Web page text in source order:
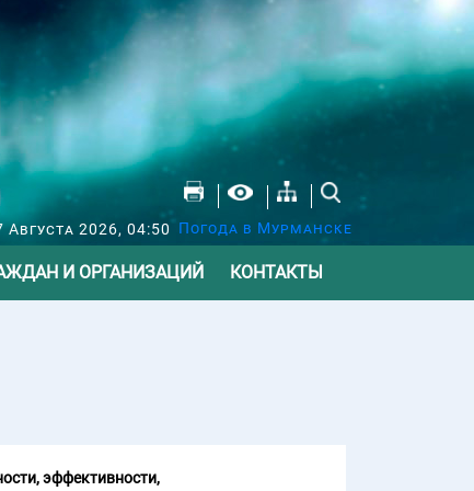
2026, 04:50 Погода в Мурманске
И ОРГАНИЗАЦИЙ КОНТАКТЫ
эффективности,